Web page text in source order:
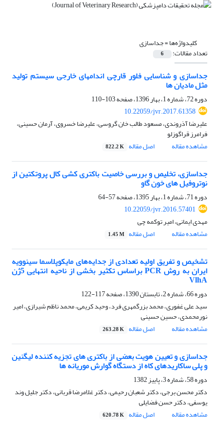
کلیدواژه‌ها =جداسازی
تعداد مقالات: 6
جداسازی و شناسایی فلور قارچی اندامهای خارجی سیستم تولید
مثل مادیان ها
دوره 72، شماره 1، بهار 1396، صفحه
103-110
10.22059/jvr.2017.61358
علیرضا آذروندی، مسعود طالب خان گروسی، علیرضا خسروی، آرمان حسینی،
فرامرز قراگوزلو
مشاهده مقاله
اصل مقاله 822.2 K
جداسازی، تخلیص و بررسی خاصیت باکتری کشی کال پروتکتین از
نوتروفیل های خون گاو
دوره 71، شماره 1، بهار 1395، صفحه
57-64
10.22059/jvr.2016.57401
مهدی ایمانی، امیر توکمه چی
مشاهده مقاله
اصل مقاله 1.45 M
تشخیص و تفریق اولیه تعدادی از جدایه‌های مایکوپلاسما سینوویه
ایران به روش PCR براساس تکثیر بخشی از ناحیه انتهایی 5‌ژن
VlhA
دوره 66، شماره 2، تابستان 1390، صفحه
117-122
سید علی غفوری، محمد بزرگمهری فرد، وحید کریمی، محمد ناظم شیرازی، امیر
نورمحمدی، حسین حسینی
مشاهده مقاله
اصل مقاله 263.28 K
جداسازی و تعیین هویت بعضی از باکتری های تجزیه کننده لیگنین
و پلی ساکاریدهای کاه از دستگاه گوارش موریانه ها
دوره 58، شماره 3، پاییز 1382
دکتر محسن برجی، دکتر شعبان رحیمی، دکتر غلامرضا قربانی، دکتر جلیل وند
یوسفی، دکتر حسن فضایلی
مشاهده مقاله
اصل مقاله 620.78 K